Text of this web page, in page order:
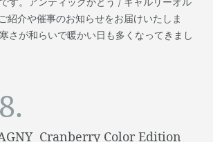
紹介や催事のお知らせをお届けいたしま
さが和らいで暖かい日も多くなってきまし
Cranberry Color Edition